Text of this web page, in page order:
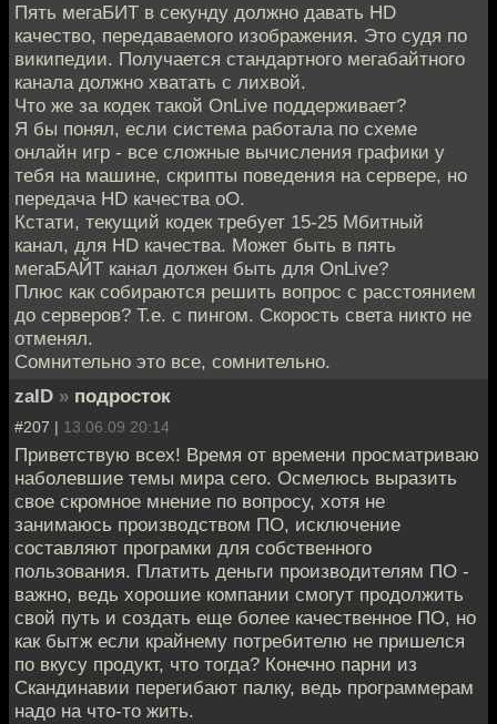
Пять мегаБИТ в секунду должно давать HD
качество, передаваемого изображения. Это судя по
википедии. Получается стандартного мегабайтного
канала должно хватать с лихвой.
Что же за кодек такой OnLive поддерживает?
Я бы понял, если система работала по схеме
онлайн игр - все сложные вычисления графики у
тебя на машине, скрипты поведения на сервере, но
передача HD качества оО.
Кстати, текущий кодек требует 15-25 Мбитный
канал, для HD качества. Может быть в пять
мегаБАЙТ канал должен быть для OnLive?
Плюс как собираются решить вопрос с расстоянием
до серверов? Т.е. с пингом. Скорость света никто не
отменял.
Сомнительно это все, сомнительно.
zaID » подросток
#207 | 13.06.09 20:14
Приветствую всех! Время от времени просматриваю
наболевшие темы мира сего. Осмелюсь выразить
свое скромное мнение по вопросу, хотя не
занимаюсь производством ПО, исключение
составляют програмки для собственного
пользования. Платить деньги производителям ПО -
важно, ведь хорошие компании смогут продолжить
свой путь и создать еще более качественное ПО, но
как бытж если крайнему потребителю не пришелся
по вкусу продукт, что тогда? Конечно парни из
Скандинавии перегибают палку, ведь программерам
надо на что-то жить.